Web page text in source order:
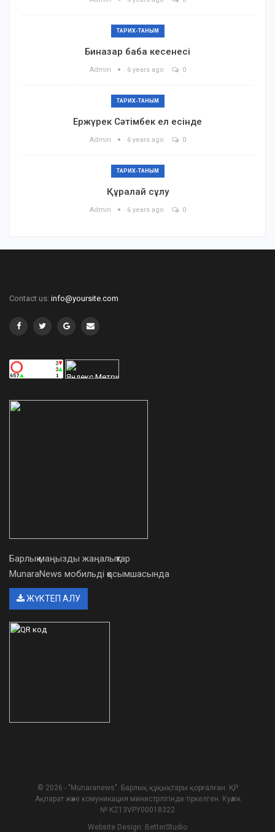
ТАРИХ-ТАНЫМ
Биназар баба кесенесі
Admin 6 years ago 0
ТАРИХ-ТАНЫМ
Ержүрек Сәтімбек ел есінде
Admin 6 years ago 0
ТАРИХ-ТАНЫМ
Құралай сұлу
Admin 6 years ago 0
Contact us: info@yoursite.com
Барлық маңызды жаңалықтар
MunaraNews мобильді қосымшасында
ЖҮКТЕП АЛУ
© 2026 - "Munaranews". Барлық құқықтары қорғалған. ҚР
Ақпарат және комуникация министрлігінде тіркелген. Куәлік
№ KZ13VPY00018322
Website Design: BetterStudio